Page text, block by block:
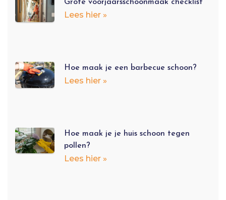
Grote voorjaarsschoonmaak checklist
Lees hier »
Hoe maak je een barbecue schoon?
Lees hier »
Hoe maak je je huis schoon tegen
pollen?
Lees hier »